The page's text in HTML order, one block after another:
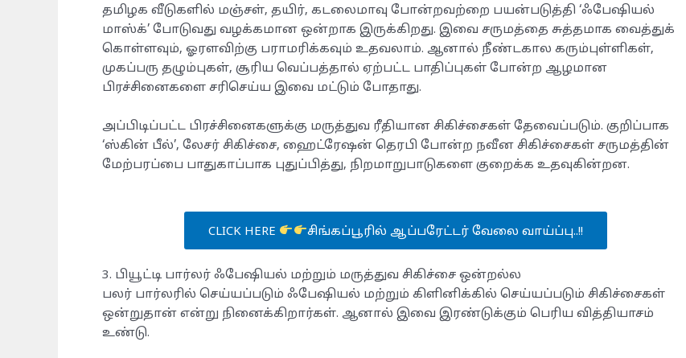
​தமிழக வீடுகளில் மஞ்சள், தயிர், கடலைமாவு போன்றவற்றை பயன்படுத்தி ‘ஃபேஷியல்
மாஸ்க்’ போடுவது வழக்கமான ஒன்றாக இருக்கிறது. இவை சருமத்தை சுத்தமாக வைத்துக்
கொள்ளவும், ஓரளவிற்கு பராமரிக்கவும் உதவலாம். ஆனால் நீண்டகால கரும்புள்ளிகள்,
முகப்பரு தழும்புகள், சூரிய வெப்பத்தால் ஏற்பட்ட பாதிப்புகள் போன்ற ஆழமான
பிரச்சினைகளை சரிசெய்ய இவை மட்டும் போதாது.
அப்பிடிப்பட்ட பிரச்சினைகளுக்கு மருத்துவ ரீதியான சிகிச்சைகள் தேவைப்படும். குறிப்பாக
‘ஸ்கின் பீல்’, லேசர் சிகிச்சை, ஹைட்ரேஷன் தெரபி போன்ற நவீன சிகிச்சைகள் சருமத்தின்
மேற்பரப்பை பாதுகாப்பாக புதுப்பித்து, நிறமாறுபாடுகளை குறைக்க உதவுகின்றன.
CLICK HERE சிங்கப்பூரில் ஆப்பரேட்டர் வேலை வாய்ப்பு..!!
3. பியூட்டி பார்லர் ஃபேஷியல் மற்றும் மருத்துவ சிகிச்சை ஒன்றல்ல
​பலர் பார்லரில் செய்யப்படும் ஃபேஷியல் மற்றும் கிளினிக்கில் செய்யப்படும் சிகிச்சைகள்
ஒன்றுதான் என்று நினைக்கிறார்கள். ஆனால் இவை இரண்டுக்கும் பெரிய வித்தியாசம்
உண்டு.